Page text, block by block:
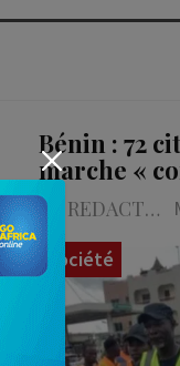
Bénin : 72
marche «
LA REDACTION
Société